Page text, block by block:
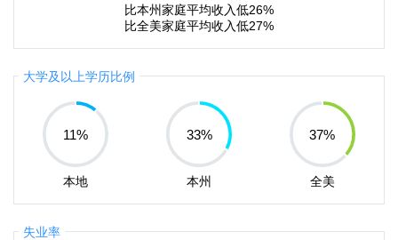
比本州家庭平均收入低26%
比全美家庭平均收入低27%
大学及以上学历比例
11%
本地
33%
本州
37%
全美
失业率